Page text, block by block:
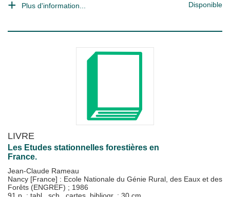
Plus d'information... Disponible
LIVRE
Les Etudes stationnelles forestières en
France.
Jean-Claude Rameau
Nancy [France] : Ecole Nationale du Génie Rural, des Eaux et des
Forêts (ENGREF) ; 1986